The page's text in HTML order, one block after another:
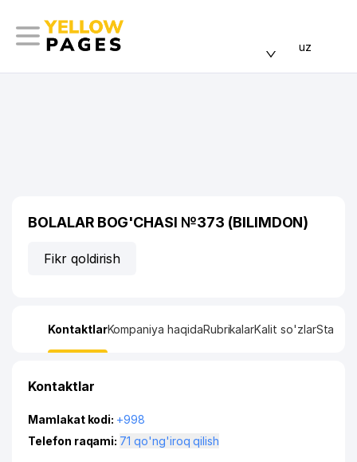
uz
BOLALAR BOG'CHASI №373 (BILIMDON)
Fikr qoldirish
KontaktlarKompaniya haqidaRubrikalarKalit so'zlar
Kontaktlar
Mamlakat kodi: +998
Telefon raqami:
71 qo'ng'iroq qilish